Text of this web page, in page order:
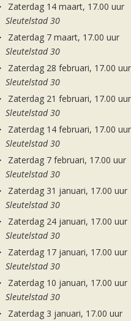
Zaterdag 14 maart, 17.00 uur
Sleutelstad 30
Zaterdag 7 maart, 17.00 uur
Sleutelstad 30
Zaterdag 28 februari, 17.00 uur
Sleutelstad 30
Zaterdag 21 februari, 17.00 uur
Sleutelstad 30
Zaterdag 14 februari, 17.00 uur
Sleutelstad 30
Zaterdag 7 februari, 17.00 uur
Sleutelstad 30
Zaterdag 31 januari, 17.00 uur
Sleutelstad 30
Zaterdag 24 januari, 17.00 uur
Sleutelstad 30
Zaterdag 17 januari, 17.00 uur
Sleutelstad 30
Zaterdag 10 januari, 17.00 uur
Sleutelstad 30
Zaterdag 3 januari, 17.00 uur